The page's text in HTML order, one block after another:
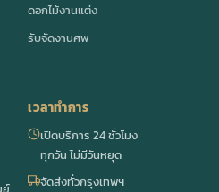
ดอกไม้งานแต่ง
รับจัดงานศพ
เวลาทำการ
เปิดบริการ 24 ชั่วโมง
ทุกวัน ไม่มีวันหยุด
จัดส่งทั่วกรุงเทพฯ